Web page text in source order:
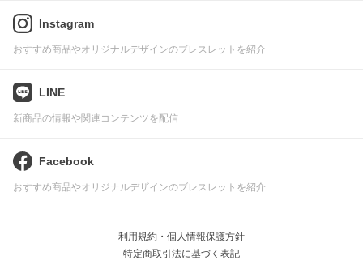
Instagram
おすすめ商品やオリジナルデザインのブレスレットを紹介
LINE
新商品の情報や関連コンテンツを配信
Facebook
おすすめ商品やオリジナルデザインのブレスレットを紹介
利用規約・個人情報保護方針
特定商取引法に基づく表記